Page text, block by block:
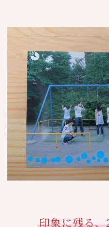
印象に残る